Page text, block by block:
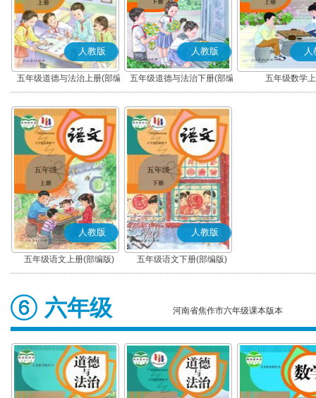
人教版
五年级道德与法治上册(部编
版)
人教版
五年级道德与法治下册(部编
版)
人
五年级数学
人教版
五年级语文上册(部编版)
人教版
五年级语文下册(部编版)
六年级 河南省焦作市六年级课本版本